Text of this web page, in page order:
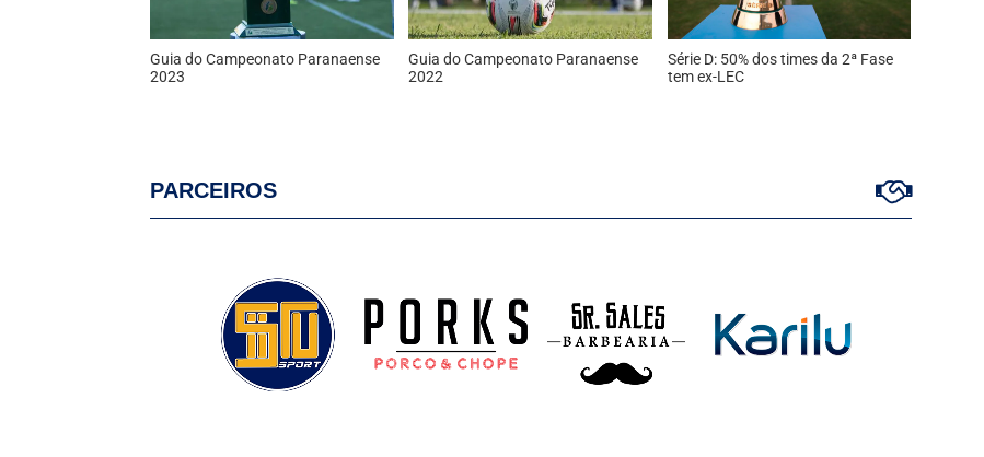
Guia do Campeonato Paranaense
2023
Guia do Campeonato Paranaense
2022
Série D: 50% dos times da 2ª Fase
tem ex-LEC
PARCEIROS